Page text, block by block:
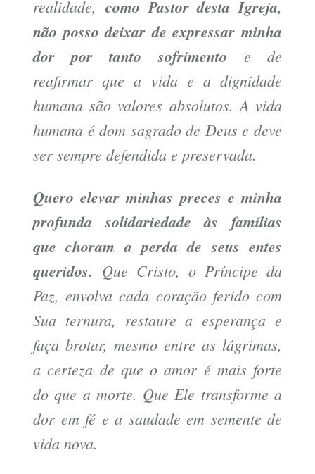
realidade, como Pastor desta Igreja,
não posso deixar de expressar minha
dor por tanto sofrimento e de
reafirmar que a vida e a dignidade
humana são valores absolutos. A vida
humana é dom sagrado de Deus e deve
ser sempre defendida e preservada.
Quero elevar minhas preces e minha
profunda solidariedade às famílias
que choram a perda de seus entes
queridos. Que Cristo, o Príncipe da
Paz, envolva cada coração ferido com
Sua ternura, restaure a esperança e
faça brotar, mesmo entre as lágrimas,
a certeza de que o amor é mais forte
do que a morte. Que Ele transforme a
dor em fé e a saudade em semente de
vida nova.